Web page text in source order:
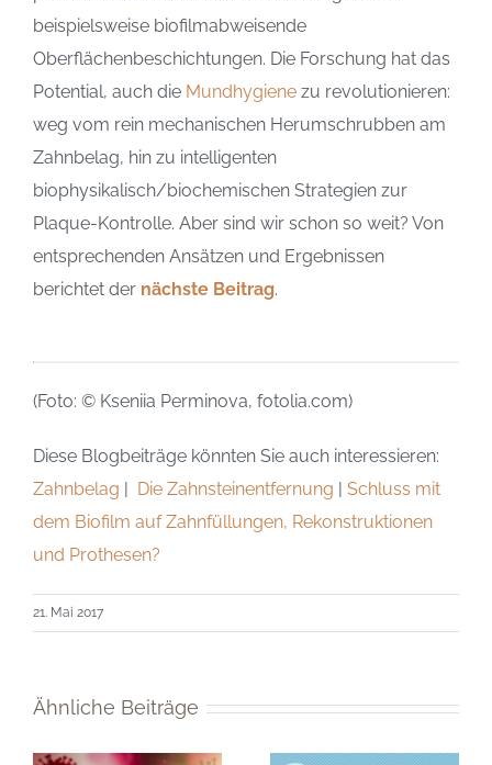
beispielsweise biofilmabweisende
Oberflächenbeschichtungen. Die Forschung hat das
Potential, auch die Mundhygiene zu revolutionieren:
weg vom rein mechanischen Herumschrubben am
Zahnbelag, hin zu intelligenten
biophysikalisch/biochemischen Strategien zur
Plaque-Kontrolle. Aber sind wir schon so weit? Von
entsprechenden Ansätzen und Ergebnissen
berichtet der nächste Beitrag.
(Foto: © Kseniia Perminova, fotolia.com)
Diese Blogbeiträge könnten Sie auch interessieren:
Zahnbelag | Die Zahnsteinentfernung | Schluss mit
dem Biofilm auf Zahnfüllungen, Rekonstruktionen
und Prothesen?
21. Mai 2017
Ähnliche Beiträge